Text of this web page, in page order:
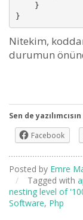
    }
Nitekim,
durumun
Sen de yazılımcısın
Facebook
Posted by Emre
/
Tagged with
nesting level of
Software, Php